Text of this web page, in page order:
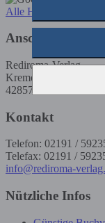
Alle Händler
Anschrift
Rediroma-Verlag
Kremenholler Str. 53
42857 Remscheid
Kontakt
Telefon: 02191 /
Telefax: 02191 /
info@rediroma-
Nützliche Infos